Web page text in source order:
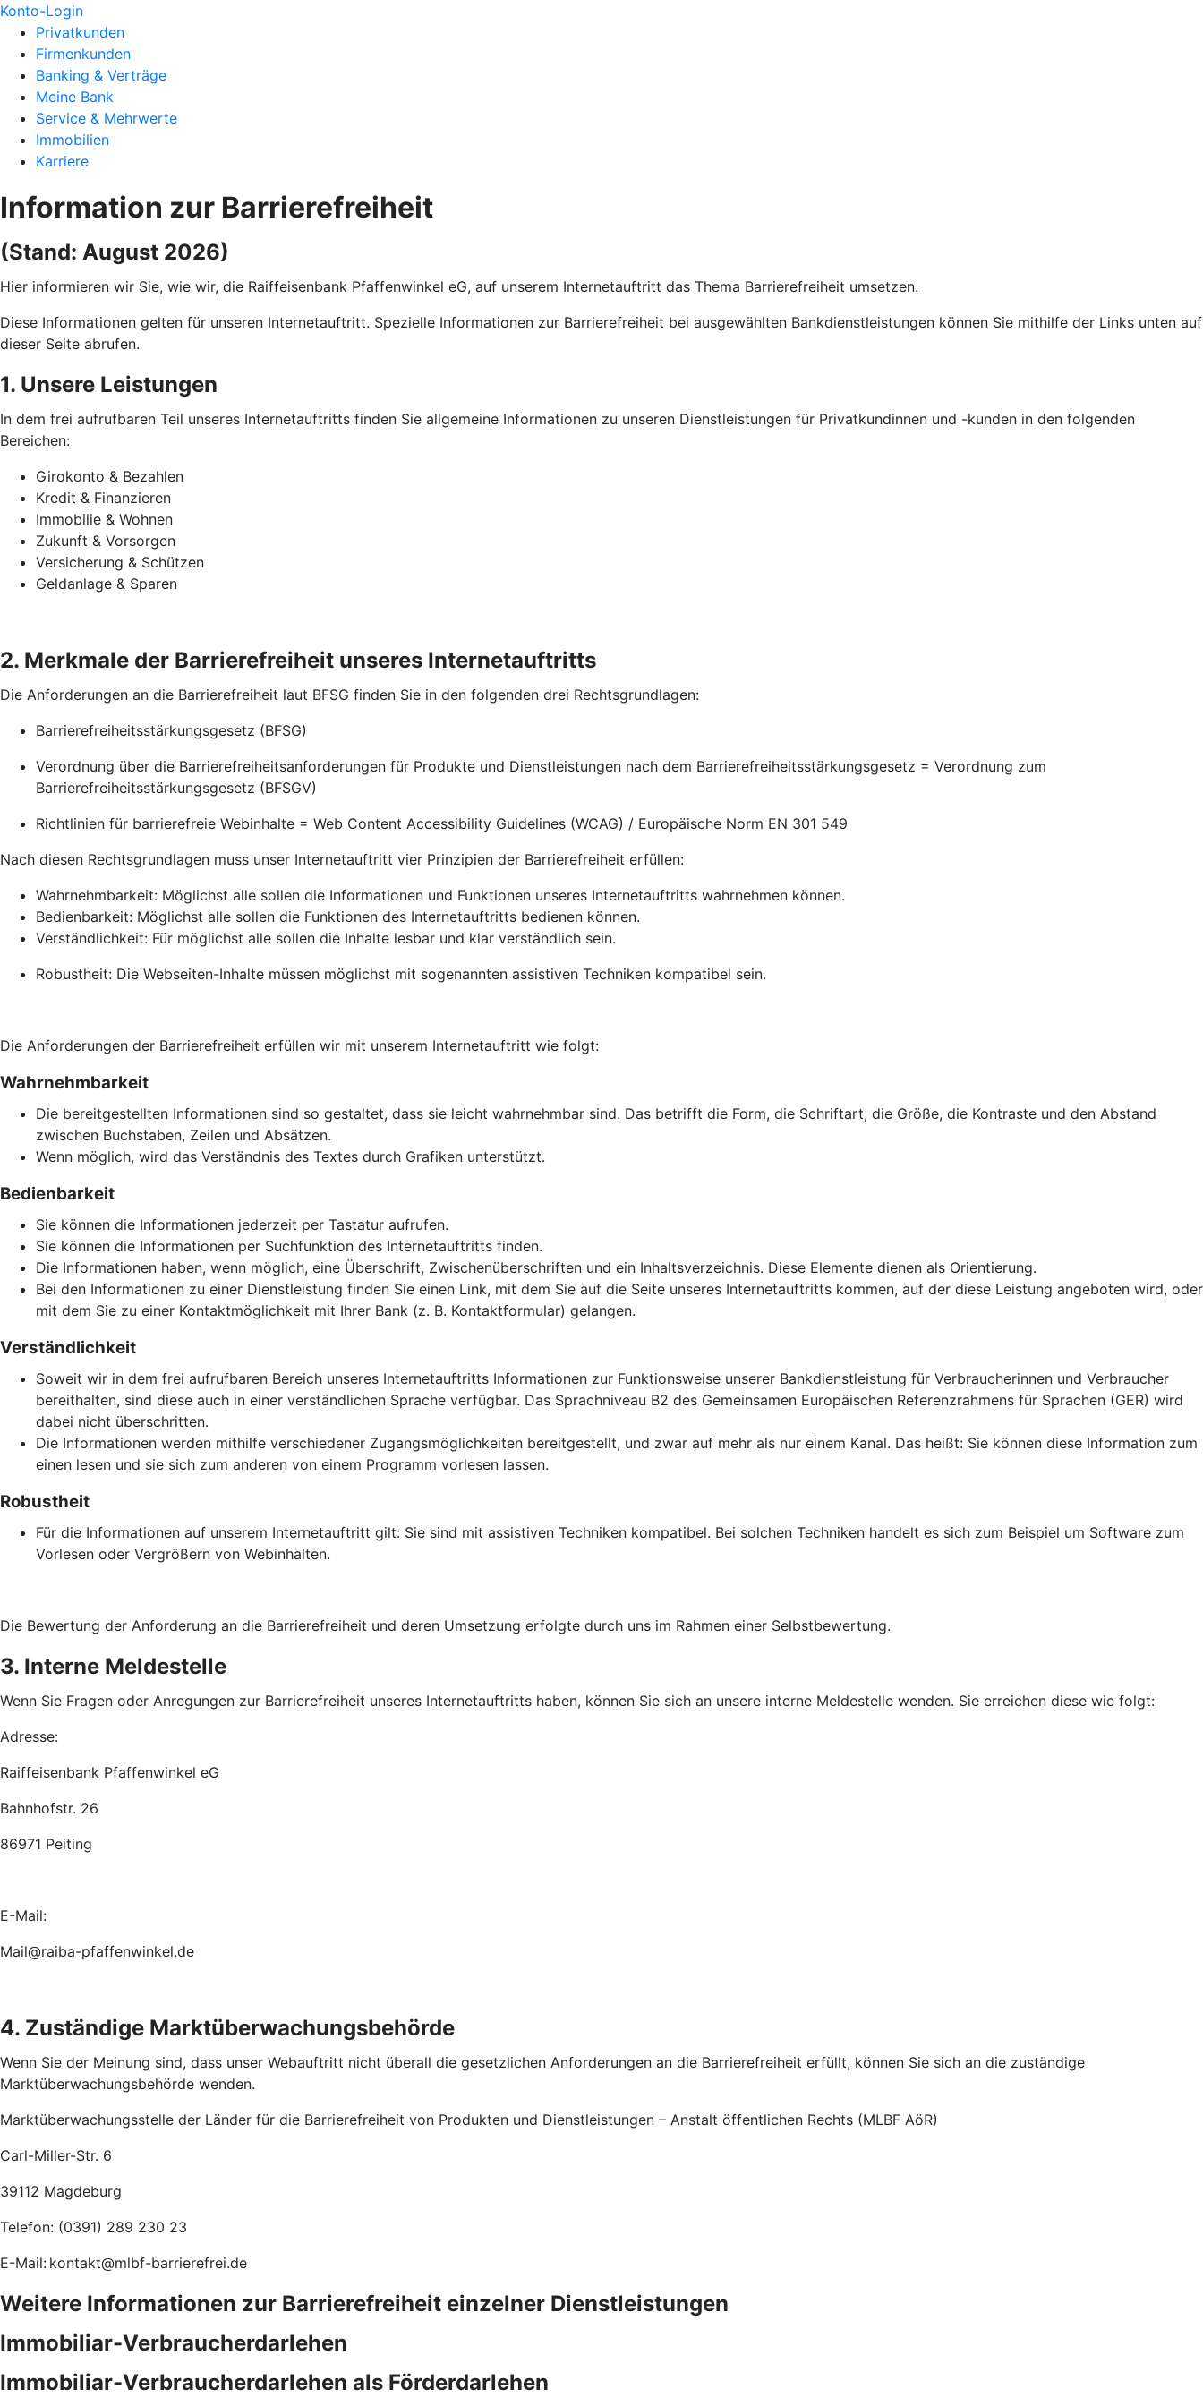
Konto-Login
Privatkunden
Firmenkunden
Banking & Verträge
Meine Bank
Service & Mehrwerte
Immobilien
Karriere
Information zur Barrierefreiheit
(Stand: August 2026)
Hier informieren wir Sie, wie wir, die Raiffeisenbank Pfaffenwinkel eG, auf unserem Internetauftritt das Thema Barrierefreiheit umsetzen.
Diese Informationen gelten für unseren Internetauftritt. Spezielle Informationen zur Barrierefreiheit bei ausgewählten Bankdienstleistungen können Sie mithilfe der Links unten auf
dieser Seite abrufen.
1. Unsere Leistungen
In dem frei aufrufbaren Teil unseres Internetauftritts finden Sie allgemeine Informationen zu unseren Dienstleistungen für Privatkundinnen und -kunden in den folgenden
Bereichen:
Girokonto & Bezahlen
Kredit & Finanzieren
Immobilie & Wohnen
Zukunft & Vorsorgen
Versicherung & Schützen
Geldanlage & Sparen
2. Merkmale der Barrierefreiheit unseres Internetauftritts
Die Anforderungen an die Barrierefreiheit laut BFSG finden Sie in den folgenden drei Rechtsgrundlagen:
Barrierefreiheitsstärkungsgesetz (BFSG)
Verordnung über die Barrierefreiheitsanforderungen für Produkte und Dienstleistungen nach dem Barrierefreiheitsstärkungsgesetz = Verordnung zum
Barrierefreiheitsstärkungsgesetz (BFSGV)
Richtlinien für barrierefreie Webinhalte = Web Content Accessibility Guidelines (WCAG) / Europäische Norm EN 301 549
Nach diesen Rechtsgrundlagen muss unser Internetauftritt vier Prinzipien der Barrierefreiheit erfüllen:
Wahrnehmbarkeit: Möglichst alle sollen die Informationen und Funktionen unseres Internetauftritts wahrnehmen können.
Bedienbarkeit: Möglichst alle sollen die Funktionen des Internetauftritts bedienen können.
Verständlichkeit: Für möglichst alle sollen die Inhalte lesbar und klar verständlich sein.
Robustheit: Die Webseiten-Inhalte müssen möglichst mit sogenannten assistiven Techniken kompatibel sein.
Die Anforderungen der Barrierefreiheit erfüllen wir mit unserem Internetauftritt wie folgt:
Wahrnehmbarkeit
Die bereitgestellten Informationen sind so gestaltet, dass sie leicht wahrnehmbar sind. Das betrifft die Form, die Schriftart, die Größe, die Kontraste und den Abstand
zwischen Buchstaben, Zeilen und Absätzen.
Wenn möglich, wird das Verständnis des Textes durch Grafiken unterstützt.
Bedienbarkeit
Sie können die Informationen jederzeit per Tastatur aufrufen.
Sie können die Informationen per Suchfunktion des Internetauftritts finden.
Die Informationen haben, wenn möglich, eine Überschrift, Zwischenüberschriften und ein Inhaltsverzeichnis. Diese Elemente dienen als Orientierung.
Bei den Informationen zu einer Dienstleistung finden Sie einen Link, mit dem Sie auf die Seite unseres Internetauftritts kommen, auf der diese Leistung angeboten wird, oder
mit dem Sie zu einer Kontaktmöglichkeit mit Ihrer Bank (z. B. Kontaktformular) gelangen.
Verständlichkeit
Soweit wir in dem frei aufrufbaren Bereich unseres Internetauftritts Informationen zur Funktionsweise unserer Bankdienstleistung für Verbraucherinnen und Verbraucher
bereithalten, sind diese auch in einer verständlichen Sprache verfügbar. Das Sprachniveau B2 des Gemeinsamen Europäischen Referenzrahmens für Sprachen (GER) wird
dabei nicht überschritten.
Die Informationen werden mithilfe verschiedener Zugangsmöglichkeiten bereitgestellt, und zwar auf mehr als nur einem Kanal. Das heißt: Sie können diese Information zum
einen lesen und sie sich zum anderen von einem Programm vorlesen lassen.
Robustheit
Für die Informationen auf unserem Internetauftritt gilt: Sie sind mit assistiven Techniken kompatibel. Bei solchen Techniken handelt es sich zum Beispiel um Software zum
Vorlesen oder Vergrößern von Webinhalten.
Die Bewertung der Anforderung an die Barrierefreiheit und deren Umsetzung erfolgte durch uns im Rahmen einer Selbstbewertung.
3. Interne Meldestelle
Wenn Sie Fragen oder Anregungen zur Barrierefreiheit unseres Internetauftritts haben, können Sie sich an unsere interne Meldestelle wenden. Sie erreichen diese wie folgt:
Adresse:
Raiffeisenbank Pfaffenwinkel eG
Bahnhofstr. 26
86971 Peiting
E-Mail:
Mail@raiba-pfaffenwinkel.de
4. Zuständige Marktüberwachungsbehörde
Wenn Sie der Meinung sind, dass unser Webauftritt nicht überall die gesetzlichen Anforderungen an die Barrierefreiheit erfüllt, können Sie sich an die zuständige
Marktüberwachungsbehörde wenden.
Marktüberwachungsstelle der Länder für die Barrierefreiheit von Produkten und Dienstleistungen – Anstalt öffentlichen Rechts (MLBF AöR)
Carl-Miller-Str. 6
39112 Magdeburg
Telefon: (0391) 289 230 23
E-Mail: kontakt@mlbf-barrierefrei.de
Weitere Informationen zur Barrierefreiheit einzelner Dienstleistungen
Immobiliar-Verbraucherdarlehen
Immobiliar-Verbraucherdarlehen als Förderdarlehen